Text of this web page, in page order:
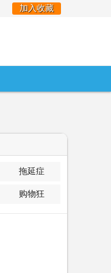
加入收藏
拖延症
购物狂